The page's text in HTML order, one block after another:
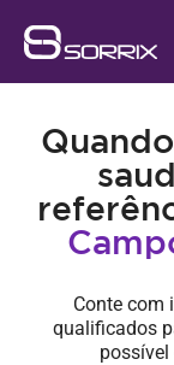
Conte com
qualificados